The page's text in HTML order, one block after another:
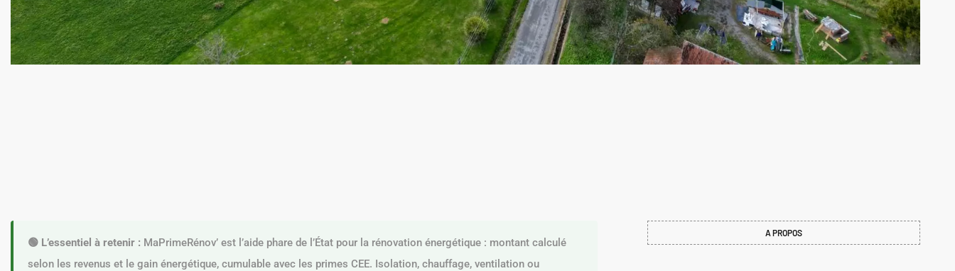
🟢 L’essentiel à retenir : MaPrimeRénov’ est l’aide phare de l’État pour la rénovation énergétique : montant calculé
selon les revenus et le gain énergétique, cumulable avec les primes CEE. Isolation, chauffage, ventilation ou
A PROPOS